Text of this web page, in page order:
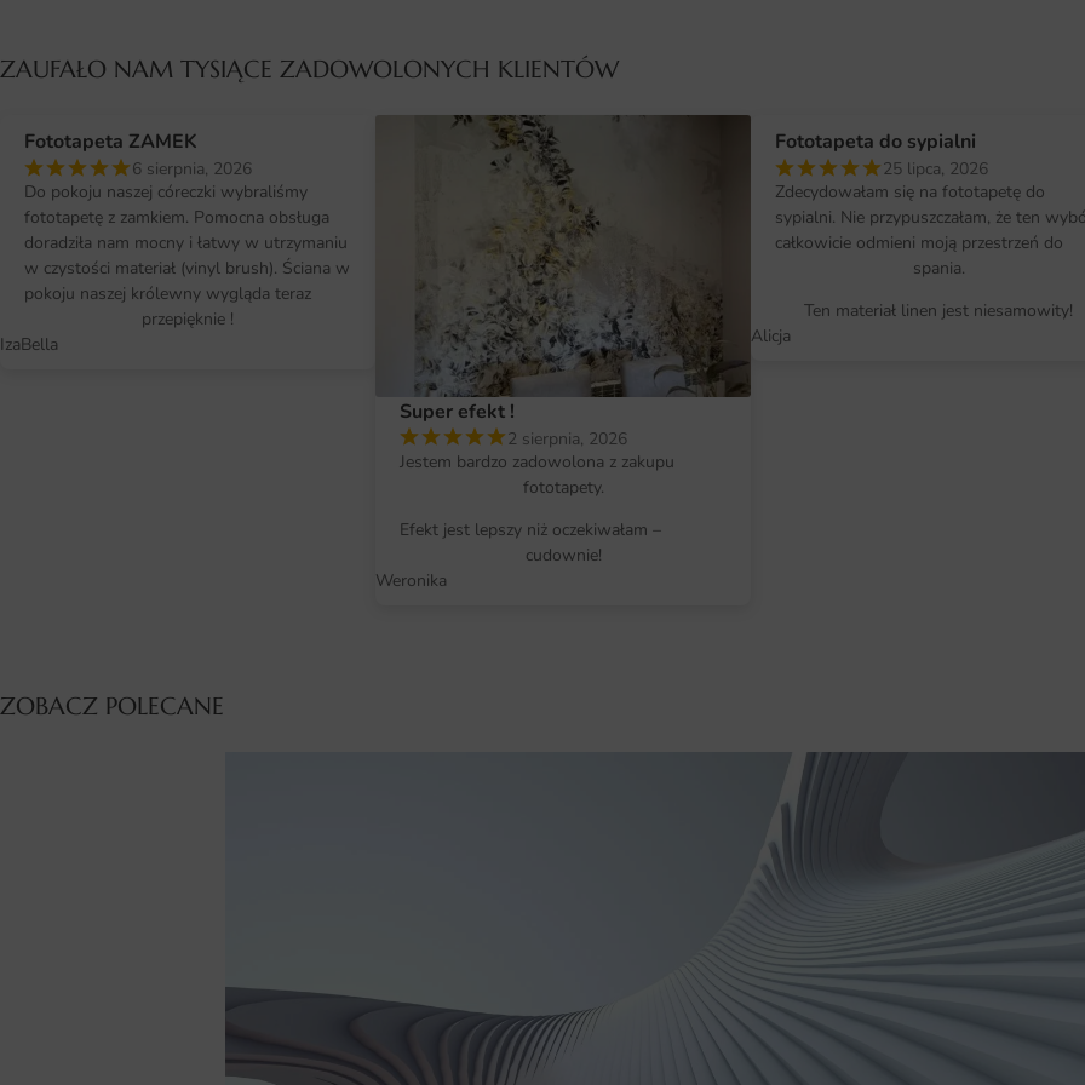
Fototapeta przygotowywana jest
szerokość i wysokość w
tworzących spójny obraz po
Montaż jest prosty i nie wymaga
krok po kroku pomoże
Fototapeta Rajski Kwiat to
zmieni charakter wnętrza bez
innymi elementami wystroju i
ZAUFAŁO NAM TYSIĄCE ZADOWOLONYCH KLIENTÓW
Fototapeta ZAMEK
6 sierpnia, 2026
Do pokoju naszej córeczki wybraliśmy
fototapetę z zamkiem. Pomocna obsługa
doradziła nam mocny i łatwy w utrzymaniu
w czystości materiał (vinyl brush). Ściana w
pokoju naszej królewny wygląda teraz
przepięknie !
IzaBella
Super efekt !
2 sierpnia, 2026
Jestem bardzo zadowolona z zakupu
fototapety.
Efekt jest lepszy niż oczekiwałam –
cudownie!
Weronika
Fototapeta do sypialni
25 lipca, 2026
Zdecydowałam się na fototapetę do
sypialni. Nie przypuszczałam, że ten
całkowicie odmieni moją przestrzeń do
spania.
Ten materiał linen jest niesamowity!
Alicja
ZOBACZ POLECANE